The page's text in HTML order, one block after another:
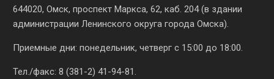
644020, Омск, проспект Маркса, 62, каб. 204 (в здании
администрации Ленинского округа города Омска).
Приемные дни: понедельник, четверг с 15:00 до 18:00.
Тел./факс: 8 (381-2) 41-94-81.